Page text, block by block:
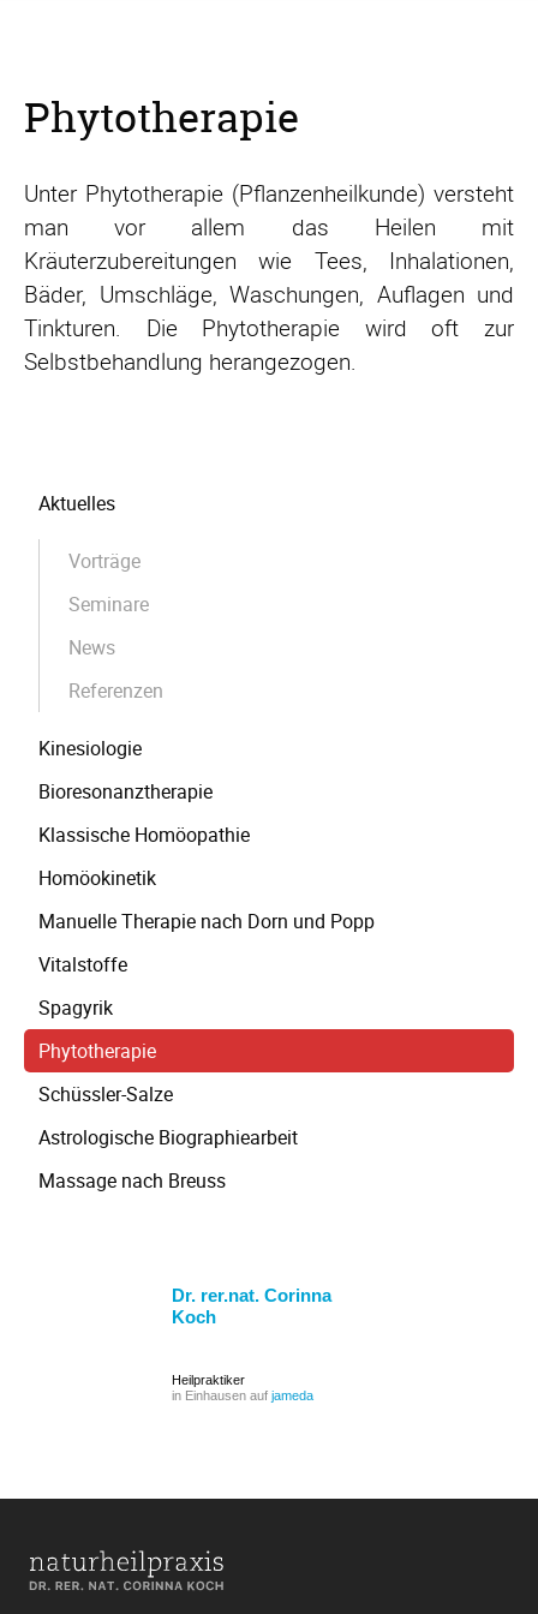
Phytotherapie
Unter Phytotherapie (Pflanzenheilkunde) versteht
man vor allem das Heilen mit
Kräuterzubereitungen wie Tees, Inhalationen,
Bäder, Umschläge, Waschungen, Auflagen und
Tinkturen. Die Phytotherapie wird oft zur
Selbstbehandlung herangezogen.
überspringen
Aktuelles
Vorträge
Seminare
News
Referenzen
Kinesiologie
Bioresonanztherapie
Klassische Homöopathie
Homöokinetik
Manuelle Therapie nach Dorn und Popp
Vitalstoffe
Spagyrik
Phytotherapie
Schüssler-Salze
Astrologische Biographiearbeit
Massage nach Breuss
Dr. rer.nat. Corinna
Koch
Heilpraktiker
in Einhausen auf jameda